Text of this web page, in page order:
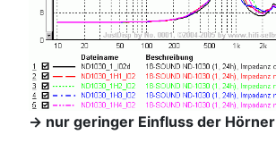
-> nur geringer Einfluss der Hörner